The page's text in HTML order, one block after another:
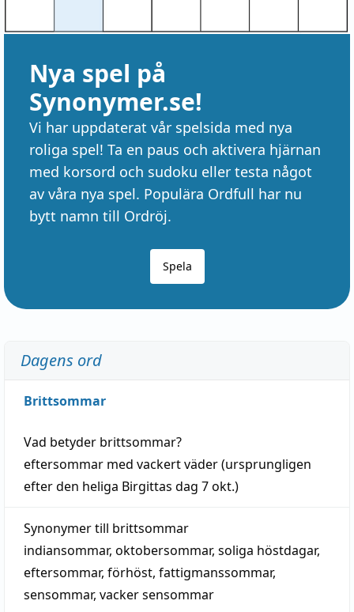
Nya spel på
Synonymer.se!
Vi har uppdaterat vår spelsida med nya
roliga spel! Ta en paus och aktivera hjärnan
med korsord och sudoku eller testa något
av våra nya spel. Populära Ordfull har nu
bytt namn till Ordröj.
Spela
Dagens ord
Brittsommar
Vad betyder brittsommar?
eftersommar med vackertväder(ursprungligen
efter den heliga Birgittas dag 7 okt.)
Synonymer till brittsommar
indiansommar, oktobersommar, soliga höstdagar,
eftersommar, förhöst, fattigmanssommar,
sensommar, vacker sensommar